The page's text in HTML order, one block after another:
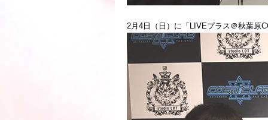
2月4日（日）に「LIVEプラス＠秋葉原